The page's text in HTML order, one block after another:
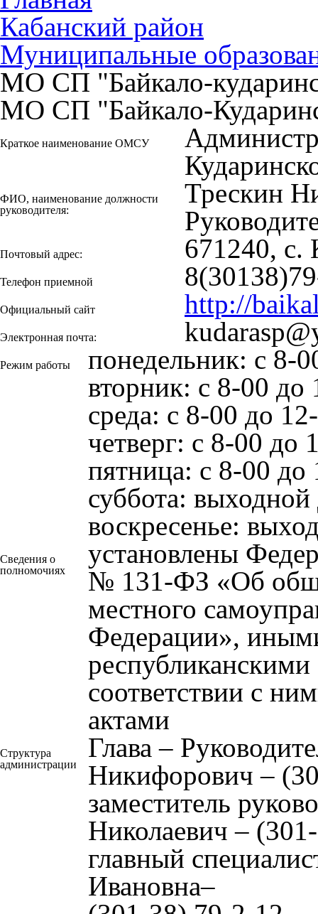
Кабанский район
Муниципальные
МО СП "Байкало-
МО СП "Байкало-
Краткое наименование ОМСУ
ФИО, наименование должности
руководителя:
Трескин
Почтовый адрес: 671240, с.
Телефон приемной
Официальный сайт http://
Электронная почта:
Режим работы
понедельник: с 8-
вторник: с 8-00
среда: с 8-00 до
четверг: с 8-00 до
пятница: с 8-00
суббота: выходной
воскресенье:
Сведения о
полномочиях
установлены
№ 131-ФЗ «Об
местного
Федерации»,
соответствии с
актами
Структура
администрации
Глава –
Никифорович –
заместитель
Николаевич –
главный
Ивановна–